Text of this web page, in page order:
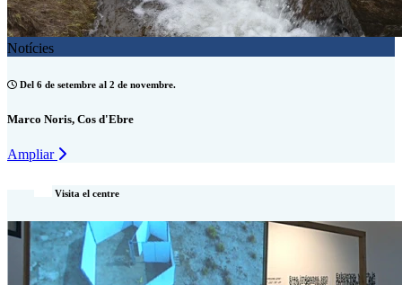
Notícies
Del 6 de setembre al 2 de novembre.
Marco Noris, Cos d'Ebre
Ampliar
Visita el centre